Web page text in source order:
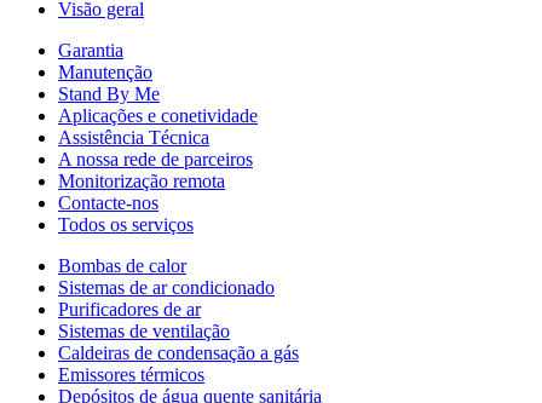
Visão geral
Garantia
Manutenção
Stand By Me
Aplicações e conetividade
Assistência Técnica
A nossa rede de parceiros
Monitorização remota
Contacte-nos
Todos os serviços
Bombas de calor
Sistemas de ar condicionado
Purificadores de ar
Sistemas de ventilação
Caldeiras de condensação a gás
Emissores térmicos
Depósitos de água quente sanitária